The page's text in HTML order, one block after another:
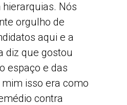
Nós
orgulho de
aqui e a
diz que gostou
espaço e das
isso era como
contra